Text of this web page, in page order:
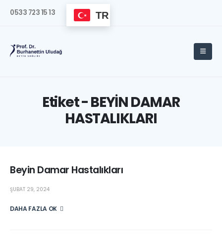
0533 723 15 13 TR
Etiket - BEYİN DAMAR
HASTALIKLARI
Beyin Damar Hastalıkları
ŞUBAT 29, 2024
DAHA FAZLA OKU